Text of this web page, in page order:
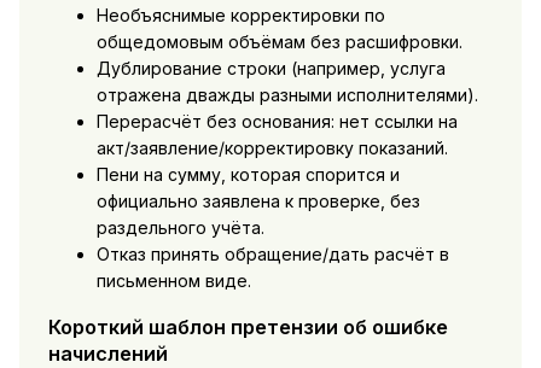
Необъяснимые корректировки по
общедомовым объёмам без расшифровки.
Дублирование строки (например, услуга
отражена дважды разными исполнителями).
Перерасчёт без основания: нет ссылки на
акт/заявление/корректировку показаний.
Пени на сумму, которая спорится и
официально заявлена к проверке, без
раздельного учёта.
Отказ принять обращение/дать расчёт в
письменном виде.
Короткий шаблон претензии об ошибке
начислений